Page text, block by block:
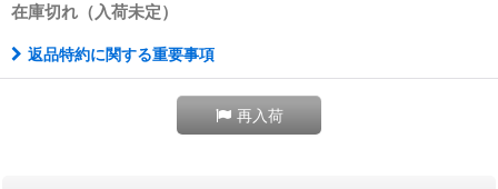
在庫切れ（入荷未定）
返品特約に関する重要事項
再入荷